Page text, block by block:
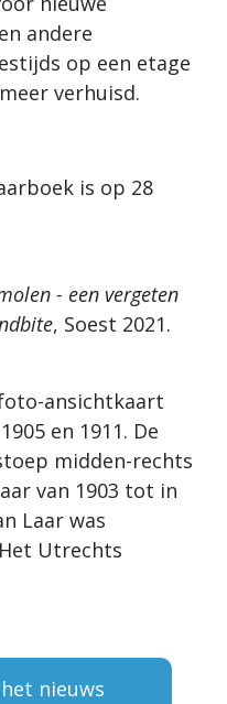
andere
op een etage
verhuisd.
is op 28
- een vergeten
, Soest 2021.
ansichtkaart
en 1911. De
midden-rechts
van 1903 tot in
Laar was
Utrechts
nieuws